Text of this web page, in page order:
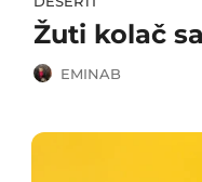
Žuti kolač
EMINAB